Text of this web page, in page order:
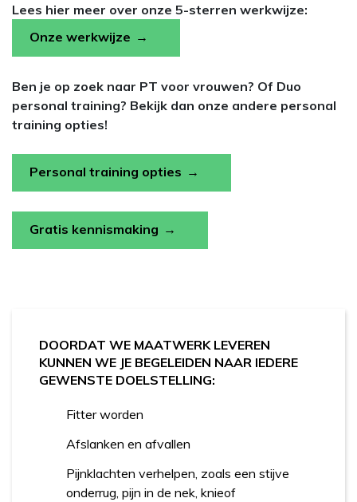
Lees hier meer over onze 5-sterren werkwijze:
Onze werkwijze
Ben je op zoek naar PT voor vrouwen? Of Duo
personal training? Bekijk dan onze andere personal
training opties!
Personal training opties
Gratis kennismaking
DOORDAT WE MAATWERK LEVEREN
KUNNEN WE JE BEGELEIDEN NAAR IEDERE
GEWENSTE DOELSTELLING:
Fitter worden
Afslanken en afvallen
Pijnklachten verhelpen, zoals een stijve
onderrug, pijn in de nek, knieof